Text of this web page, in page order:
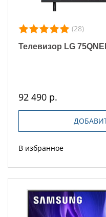
(28)
Телевизор LG
92 490 р.
В избранное